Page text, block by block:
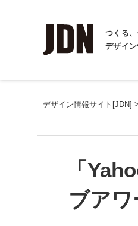
つくる
デザイ
デザイン情報サイト[JDN] >
「
ブア